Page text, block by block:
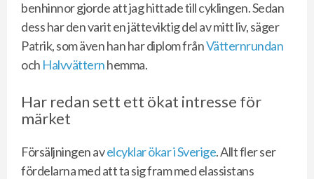
benhinnor gjorde att jag hittade till cyklingen. Sedan
dess har den varit en jätteviktig del av mitt liv, säger
Patrik, som även han har diplom frånVätternrundan
och Halvvätternhemma.
Har redan sett ett ökat intresse för
märket
Försäljningen avelcyklar ökar i Sverige. Allt fler ser
fördelarna med att ta sig fram med elassistans